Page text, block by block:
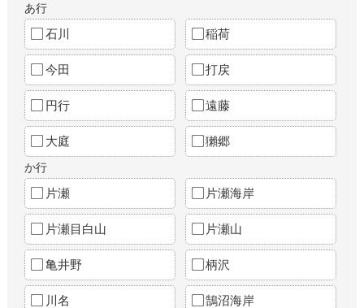
あ行
石川 稲荷
今田 打戻
円行 遠藤
大庭 獺郷
か行
片瀬 片瀬海岸
片瀬目白山 片瀬山
亀井野 柄沢
川名 鵠沼海岸